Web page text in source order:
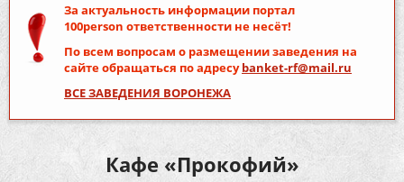
За актуальность информации портал
100person ответственности не несёт!
По всем вопросам о размещении заведения на
сайте обращаться по адресуbanket-rf@mail.ru
ВСЕ ЗАВЕДЕНИЯ ВОРОНЕЖА
Кафе «Прокофий»